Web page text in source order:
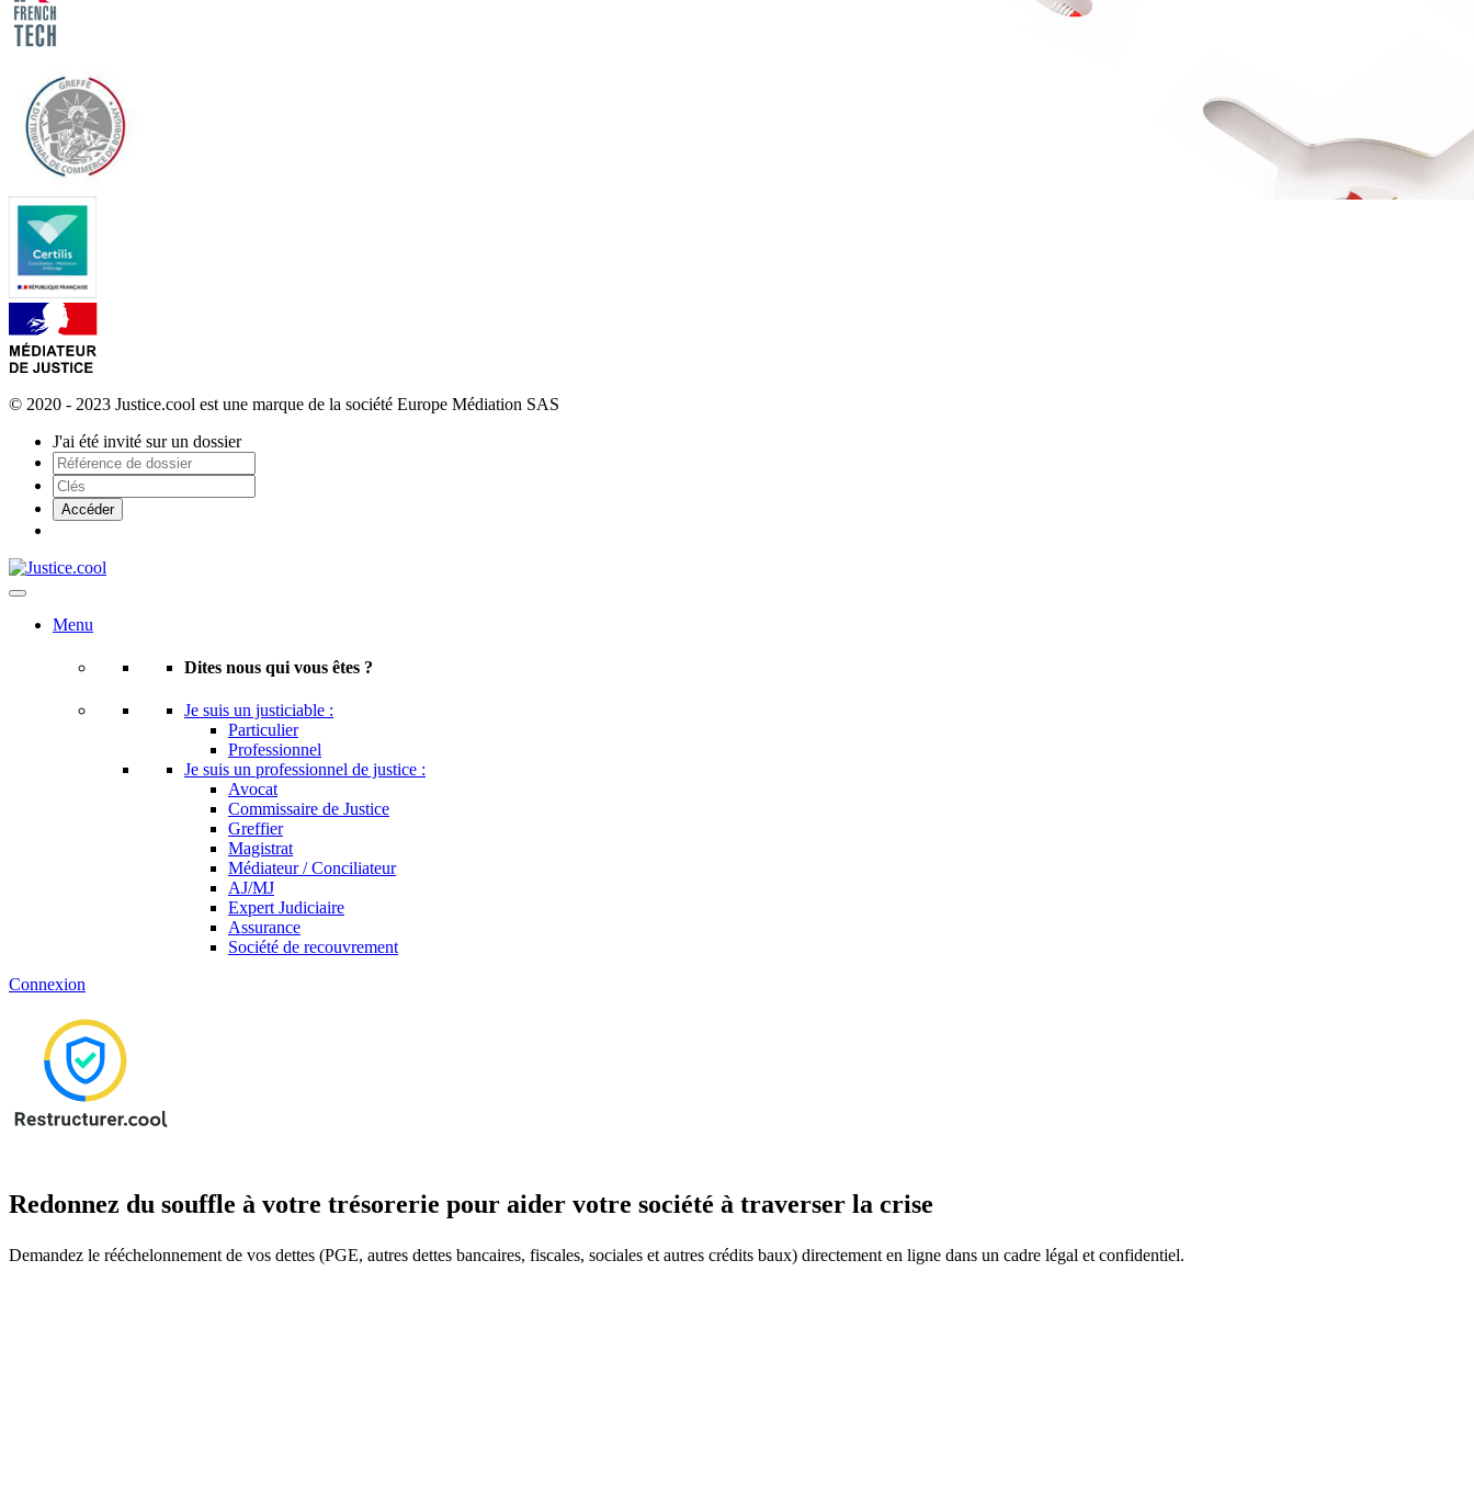
© 2020 - 2023 Justice.cool est une marque de la société Europe Médiation SAS
J'ai été invité sur un dossier
Menu
Dites nous qui vous êtes ?
Je suis un justiciable :
Particulier
Professionnel
Je suis un professionnel de justice :
Avocat
Commissaire de Justice
Greffier
Magistrat
Médiateur / Conciliateur
AJ/MJ
Expert Judiciaire
Assurance
Société de recouvrement
Connexion
Redonnez du souffle à votre trésorerie pour aider votre société à traverser la crise
Demandez le rééchelonnement de vos dettes (PGE, autres dettes bancaires, fiscales, sociales et autres crédits baux) directement en ligne dans un cadre légal et confidentiel.